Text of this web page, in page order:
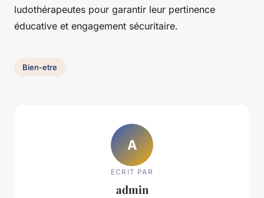
ludothérapeutes pour garantir leur pertinence
éducative et engagement sécuritaire.
Bien-etre
A
ECRIT PAR
admin